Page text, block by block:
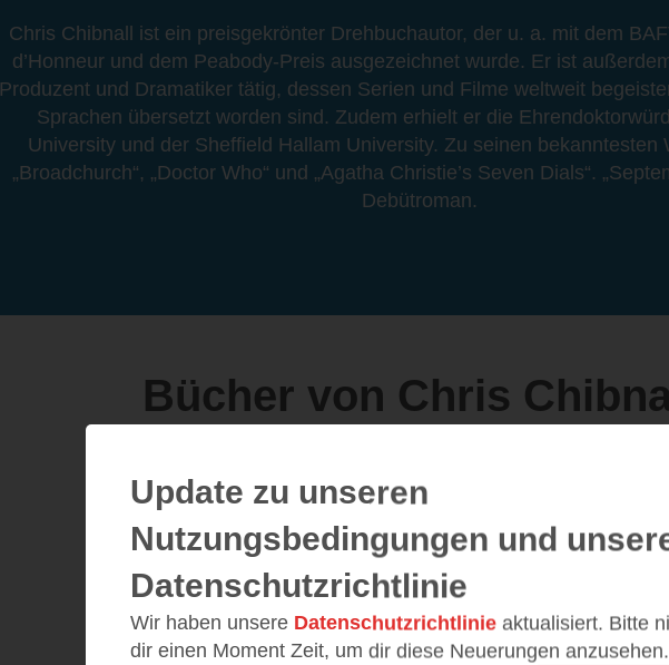
Chris Chibnall ist ein preisgekrönter Drehbuchautor, der u. a. mit dem
d’Honneur und dem Peabody-Preis ausgezeichnet wurde. Er ist
Produzent und Dramatiker tätig, dessen Serien und Filme weltweit
Sprachen übersetzt worden sind. Zudem erhielt er die
University und der Sheffield Hallam University. Zu seinen bekanntesten
„Broadchurch“, „Doctor Who“ und „Agatha Christie’s Seven Dials“.
Debütroman.
Bücher von Chris
Update zu unseren
Nutzungsbedingungen und
Datenschutzrichtlinie
Wir haben unsere Datenschutzrichtlinie aktualisiert. Bitte
dir einen Moment Zeit, um dir diese Neuerungen anzusehen.